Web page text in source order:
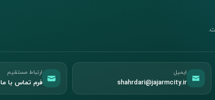
ایمیل
shahrdari@jajarmcity.ir
ارتباط مستقیم
فرم تماس با ما